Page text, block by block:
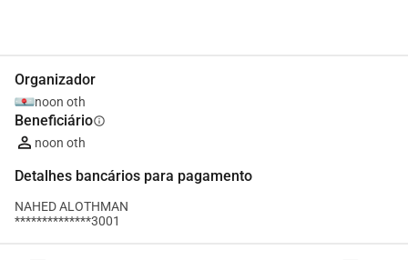
Organizador
noon oth
Beneficiárioinfo
noon oth
Detalhes bancários para pagamento
NAHED ALOTHMAN
**************3001